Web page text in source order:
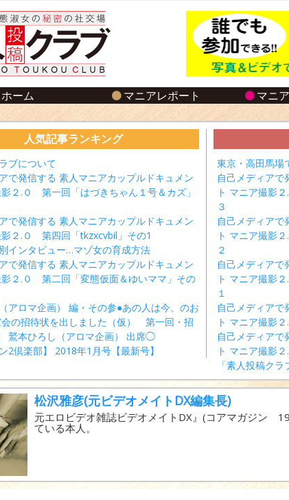
ホーム マニアレポート マニ
人気記事ランキング
ブについて
で発信する 素人マニアカップルドキュメン
影２.０ 第一回「はづきちゃん１号＆カズ」
で発信する 素人マニアカップルドキュメン
影２.０ 第四回「tkzxcvbil」その1
インタビュー…マゾ女の育成方法
で発信する 素人マニアカップルドキュメン
影２.０ 第二回「変態仮面＆ゆいママ」その
アロマ企画） 編・その参●あの人は今、のお
の招待状を出しました（仮） 第一回・招
鷲本ひろし（アロマ企画） 出席◯
2倶楽部】 2018年1月号【最新号】
東京・高田馬場
自己メディアで
ト マニア撮影
３
自己メディアで
ト マニア撮影
２
自己メディアで
ト マニア撮影
１
自己メディアで
ト マニア撮影
自己メディアで
ト マニア撮影
「素人投稿ク
松沢雅彦(元ビデオメイトDX編集長)
元エロビデオ雑誌ビデオメイトDX』(コアマガジン
ている本人。